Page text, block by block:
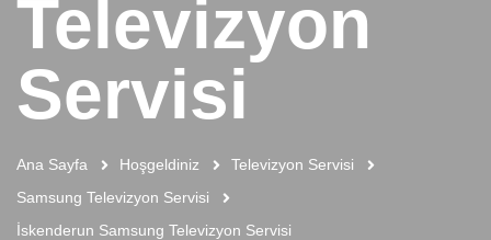
Televizyon
Servisi
Ana Sayfa Hoşgeldiniz
Televizyon Servisi
Samsung Televizyon Servisi
İskenderun Samsung Televizyon Servisi